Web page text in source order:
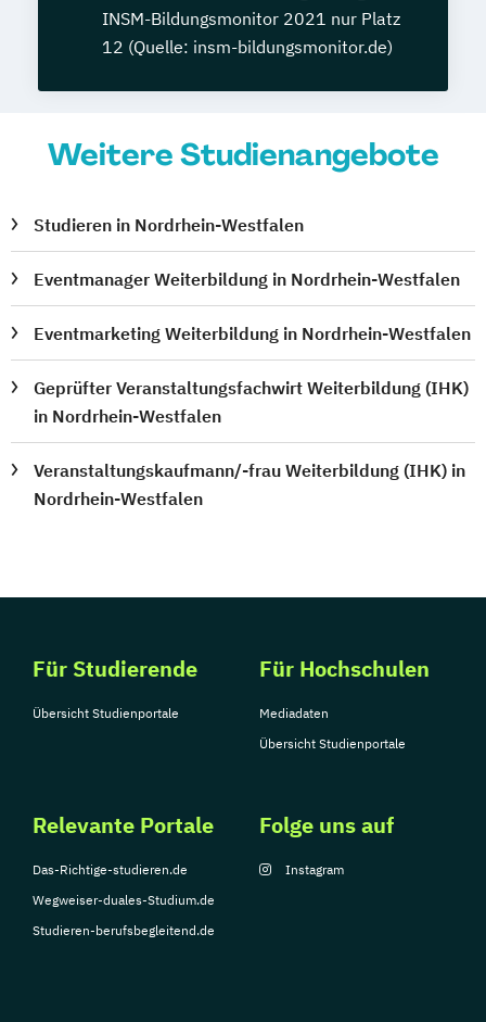
INSM-Bildungsmonitor 2021 nur Platz
12 (Quelle: insm-bildungsmonitor.de)
Weitere Studienangebote
Studieren in Nordrhein-Westfalen
Eventmanager Weiterbildung in Nordrhein-Westfalen
Eventmarketing Weiterbildung in Nordrhein-Westfalen
Geprüfter Veranstaltungsfachwirt Weiterbildung (IHK)
in Nordrhein-Westfalen
Veranstaltungskaufmann/-frau Weiterbildung (IHK) in
Nordrhein-Westfalen
Für Studierende
Übersicht Studienportale
Für Hochschulen
Mediadaten
Übersicht Studienportale
Relevante Portale
Das-Richtige-studieren.de
Wegweiser-duales-Studium.de
Studieren-berufsbegleitend.de
Folge uns auf
Instagram